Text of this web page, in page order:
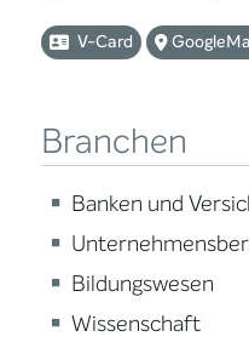
V-Card
Branchen
Banken und
Bildungswesen
Wissenschaft